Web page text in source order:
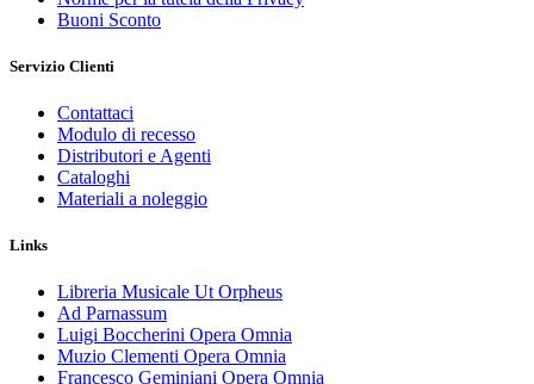
Buoni Sconto
Servizio Clienti
Contattaci
Modulo di recesso
Distributori e Agenti
Cataloghi
Materiali a noleggio
Links
Libreria Musicale Ut Orpheus
Ad Parnassum
Luigi Boccherini Opera Omnia
Muzio Clementi Opera Omnia
Francesco Geminiani Opera Omnia